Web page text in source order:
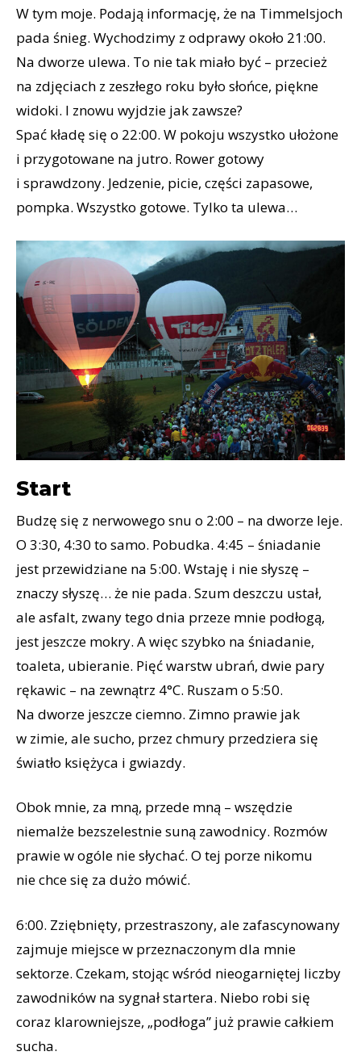
W tym moje. Podają informację, że na Timmelsjoch
pada śnieg. Wychodzimy z odprawy około 21:00.
Na dworze ulewa. To nie tak miało być – przecież
na zdjęciach z zeszłego roku było słońce, piękne
widoki. I znowu wyjdzie jak zawsze?
Spać kładę się o 22:00. W pokoju wszystko ułożone
i przygotowane na jutro. Rower gotowy
i sprawdzony. Jedzenie, picie, części zapasowe,
pompka. Wszystko gotowe. Tylko ta ulewa…
Start
Budzę się z nerwowego snu o 2:00 – na dworze leje.
O 3:30, 4:30 to samo. Pobudka. 4:45 – śniadanie
jest przewidziane na 5:00. Wstaję i nie słyszę –
znaczy słyszę… że nie pada. Szum deszczu ustał,
ale asfalt, zwany tego dnia przeze mnie podłogą,
jest jeszcze mokry. A więc szybko na śniadanie,
toaleta, ubieranie. Pięć warstw ubrań, dwie pary
rękawic – na zewnątrz 4°C. Ruszam o 5:50.
Na dworze jeszcze ciemno. Zimno prawie jak
w zimie, ale sucho, przez chmury przedziera się
światło księżyca i gwiazdy.
Obok mnie, za mną, przede mną – wszędzie
niemalże bezszelestnie suną zawodnicy. Rozmów
prawie w ogóle nie słychać. O tej porze nikomu
nie chce się za dużo mówić.
6:00. Zziębnięty, przestraszony, ale zafascynowany
zajmuje miejsce w przeznaczonym dla mnie
sektorze. Czekam, stojąc wśród nieogarniętej liczby
zawodników na sygnał startera. Niebo robi się
coraz klarowniejsze, „podłoga” już prawie całkiem
sucha.